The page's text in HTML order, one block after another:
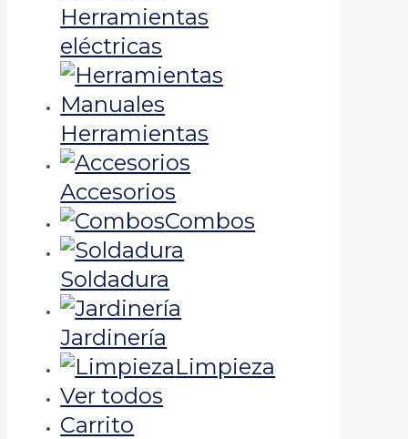
Herramientas
eléctricas
Herramientas
Accesorios
Combos
Soldadura
Jardinería
Limpieza
Ver todos
Carrito